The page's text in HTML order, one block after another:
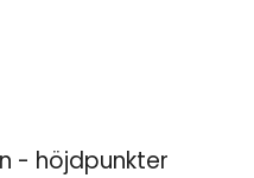
- höjdpunkter